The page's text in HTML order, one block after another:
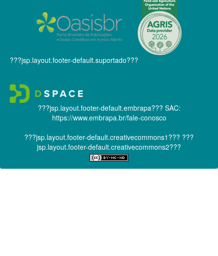
???jsp.layout.footer-default.suportado???
???jsp.layout.footer-default.embrapa??? SAC:
https://www.embrapa.br/fale-conosco
???jsp.layout.footer-default.creativecommons1??? ???
jsp.layout.footer-default.creativecommons2???